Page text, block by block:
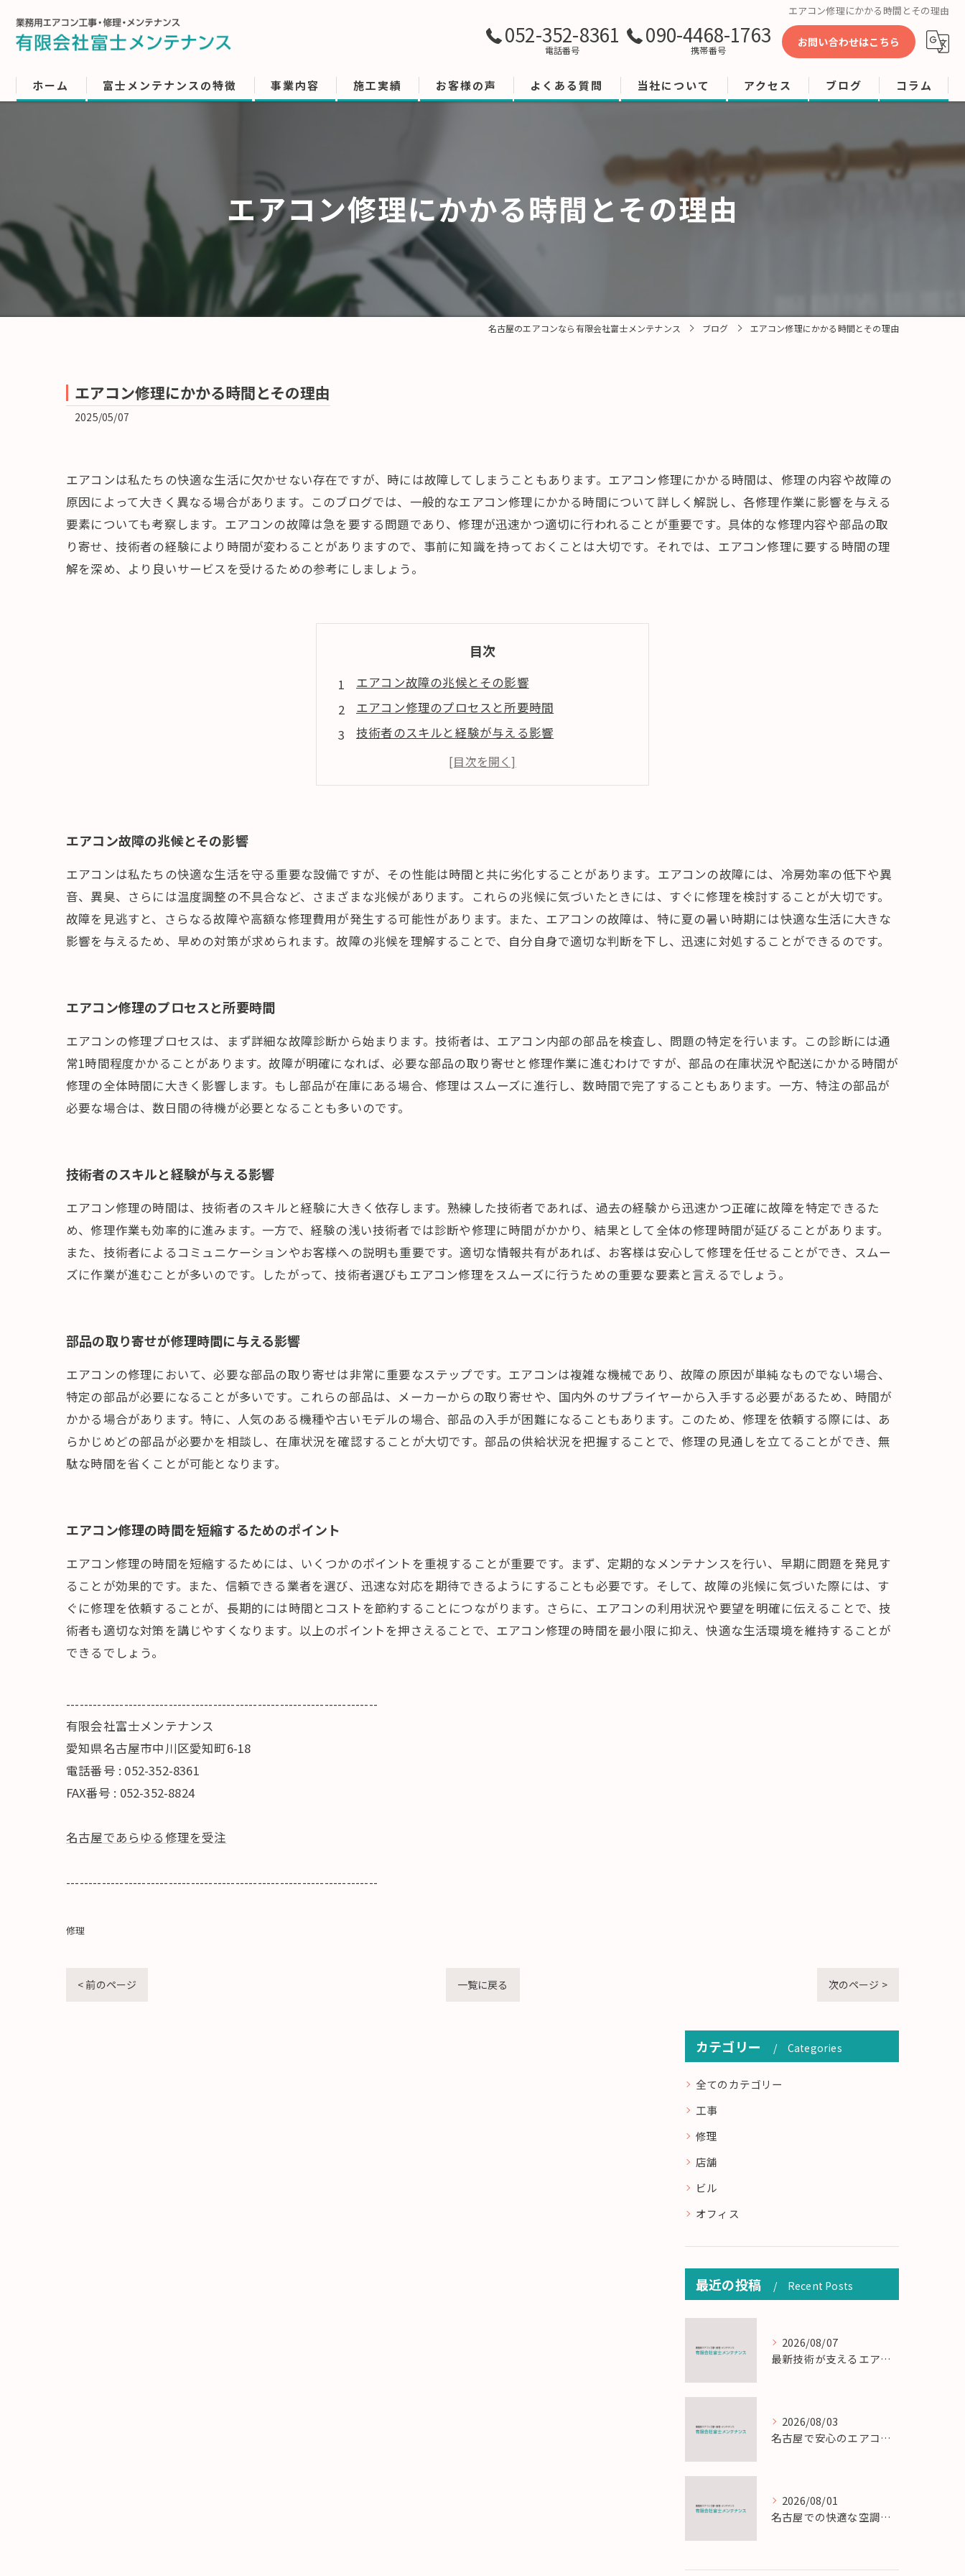
エアコン修理にかかる時間とその理由
052-352-8361
電話番号
090-4468-1763
携帯番号
お問い合わせはこちら
ホーム 富士メンテナンスの特徴 事業内容 施工実績 お客様の声 よくある質問 当社について
店舗
アクセス ブログ コラム
エアコン修理にかかる時間とその理由
名古屋のエアコンなら有限会社富士メンテナンス ブログ エアコン修理にかかる時間とその理由
エアコン修理にかかる時間とその理由
2025/05/07
エアコンは私たちの快適な生活に欠かせない存在ですが、時には故障してしまうこともあります。エアコン修理にかかる時間は、修理の内容や故障の
原因によって大きく異なる場合があります。このブログでは、一般的なエアコン修理にかかる時間について詳しく解説し、各修理作業に影響を与える
要素についても考察します。エアコンの故障は急を要する問題であり、修理が迅速かつ適切に行われることが重要です。具体的な修理内容や部品の取
り寄せ、技術者の経験により時間が変わることがありますので、事前に知識を持っておくことは大切です。それでは、エアコン修理に要する時間の理
解を深め、より良いサービスを受けるための参考にしましょう。
目次
エアコン故障の兆候とその影響
エアコン修理のプロセスと所要時間
技術者のスキルと経験が与える影響
部品の取り寄せが修理時間に与える影響
エアコン修理の時間を短縮するためのポイント
エアコン故障の兆候とその影響
エアコンは私たちの快適な生活を守る重要な設備ですが、その性能は時間と共に劣化することがあります。エアコンの故障には、冷房効率の低下や異
音、異臭、さらには温度調整の不具合など、さまざまな兆候があります。これらの兆候に気づいたときには、すぐに修理を検討することが大切です。
故障を見逃すと、さらなる故障や高額な修理費用が発生する可能性があります。また、エアコンの故障は、特に夏の暑い時期には快適な生活に大きな
影響を与えるため、早めの対策が求められます。故障の兆候を理解することで、自分自身で適切な判断を下し、迅速に対処することができるのです。
エアコン修理のプロセスと所要時間
エアコンの修理プロセスは、まず詳細な故障診断から始まります。技術者は、エアコン内部の部品を検査し、問題の特定を行います。この診断には通
常1時間程度かかることがあります。故障が明確になれば、必要な部品の取り寄せと修理作業に進むわけですが、部品の在庫状況や配送にかかる時間が
修理の全体時間に大きく影響します。もし部品が在庫にある場合、修理はスムーズに進行し、数時間で完了することもあります。一方、特注の部品が
必要な場合は、数日間の待機が必要となることも多いのです。
技術者のスキルと経験が与える影響
エアコン修理の時間は、技術者のスキルと経験に大きく依存します。熟練した技術者であれば、過去の経験から迅速かつ正確に故障を特定できるた
め、修理作業も効率的に進みます。一方で、経験の浅い技術者では診断や修理に時間がかかり、結果として全体の修理時間が延びることがあります。
また、技術者によるコミュニケーションやお客様への説明も重要です。適切な情報共有があれば、お客様は安心して修理を任せることができ、スムー
ズに作業が進むことが多いのです。したがって、技術者選びもエアコン修理をスムーズに行うための重要な要素と言えるでしょう。
部品の取り寄せが修理時間に与える影響
エアコンの修理において、必要な部品の取り寄せは非常に重要なステップです。エアコンは複雑な機械であり、故障の原因が単純なものでない場合、
特定の部品が必要になることが多いです。これらの部品は、メーカーからの取り寄せや、国内外のサプライヤーから入手する必要があるため、時間が
かかる場合があります。特に、人気のある機種や古いモデルの場合、部品の入手が困難になることもあります。このため、修理を依頼する際には、あ
らかじめどの部品が必要かを相談し、在庫状況を確認することが大切です。部品の供給状況を把握することで、修理の見通しを立てることができ、無
駄な時間を省くことが可能となります。
エアコン修理の時間を短縮するためのポイント
エアコン修理の時間を短縮するためには、いくつかのポイントを重視することが重要です。まず、定期的なメンテナンスを行い、早期に問題を発見す
ることが効果的です。また、信頼できる業者を選び、迅速な対応を期待できるようにすることも必要です。そして、故障の兆候に気づいた際には、す
ぐに修理を依頼することが、長期的には時間とコストを節約することにつながります。さらに、エアコンの利用状況や要望を明確に伝えることで、技
術者も適切な対策を講じやすくなります。以上のポイントを押さえることで、エアコン修理の時間を最小限に抑え、快適な生活環境を維持することが
できるでしょう。
----------------------------------------------------------------------
有限会社富士メンテナンス
愛知県名古屋市中川区愛知町6-18
電話番号 : 052-352-8361
FAX番号 : 052-352-8824
名古屋であらゆる修理を受注
----------------------------------------------------------------------
修理
< 前のページ 一覧に戻る 次のページ >
カテゴリー Categories
全てのカテゴリー
工事
修理
店舗
ビル
オフィス
最近の投稿 Recent Posts
2026/08/07
最新技術が支えるエアコン工事の匠の技術解説
2026/08/03
名古屋で安心のエアコン工事と定期メンテナンスの重要性
2026/08/01
名古屋での快適な空調を実現するエアコンサービスの技術